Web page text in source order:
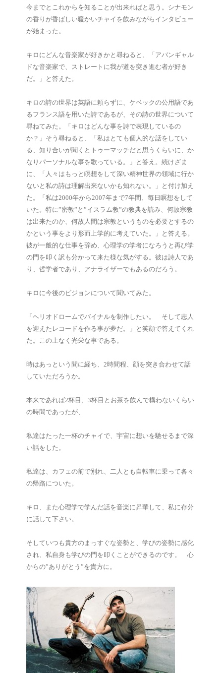
今までとこれからを知ることが出来ればと思う。シナモン
の香りが香ばしい暖かいチャイを飲みながらインタビュー
が始まった。
キロにどんな音楽家が好きかと尋ねると、「アバンギャル
ドな音楽家で、ストレートに我が道を突き進む者が好き
だ。」と答えた。
キロの詩の世界は英語に頼らずに、ケベックの公用語であ
るフランス語を用いた詩であるが、その詩の世界について
尋ねてみた。「キロはどんな事を詩で表現しているの
か？」そう尋ねると、「私はとても個人的な話をしてい
る、知り合いが聞くとトゥーマッチだと思うくらいに、か
なりパーソナルな事を歌っている。」と答え。続けざま
に、「人々はもっと瞑想をして深い精神世界の領域に行か
ないと私の詩は理解出来ないかも知れない。」と付け加え
た。「私は2000年から2007年まで7年間、毎日瞑想をして
いた。特に”密教”と”イスラム教”の教典を読み、何故宗教
は出来たのか、何故人間は宗教というものを必要とするの
かという事をより形而上学的に考えていた。」と答える。
彼が一般的な仕事を辞め、心理学の学者になろうと再び学
の門を叩く訳も分かって来た様な気がする。彼は詩人であ
り、哲学者であり、アナライザーでもあるのだろう。
キロに今後のビジョンについて聞いてみた。
「ヘリオドロームでバイナルを制作したい。 そして志人
を迎えたレコードを作る事が夢だ。」と笑顔で答えてくれ
た。この上なく光栄な事である。
時はあっという間に経ち、2時間程、顔を突き合わせて話
していただろうか。
本来であれば2杯目、3杯目とお茶を飲んで構わないくらい
の時間であったが、
私達はたった一杯のチャイで、宇宙に想いを馳せるまで深
い話をした。
私達は、カフェの前で別れ、二人とも自転車に乗って各々
の帰路についた。
キロ、また心理学で学んだ話を音楽に昇華して、私に存分
に話して下さい。
そしていつも貴方のまっすぐな姿勢と、学びの姿勢に感化
され、私自身も学びの門を叩くことができるのです。 心
からの”ありがとう”を貴方に。